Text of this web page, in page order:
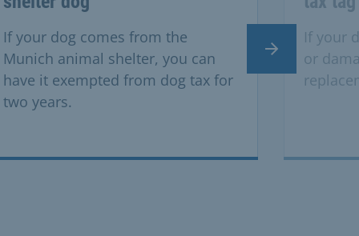
If your dog comes from the
Munich animal shelter, you can
have it exempted from dog tax for
two years.
If your
or
Next slide